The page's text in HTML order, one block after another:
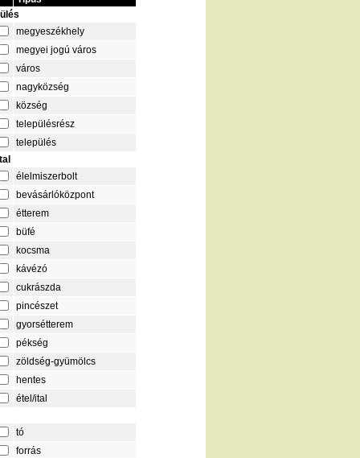
megyeszékhely
megyei jogú város
város
nagyközség
község
településrész
település
élelmiszerbolt
bevásárlóközpont
étterem
büfé
kocsma
kávézó
cukrászda
pincészet
gyorsétterem
pékség
zöldség-gyümölcs
hentes
étel/ital
tó
forrás